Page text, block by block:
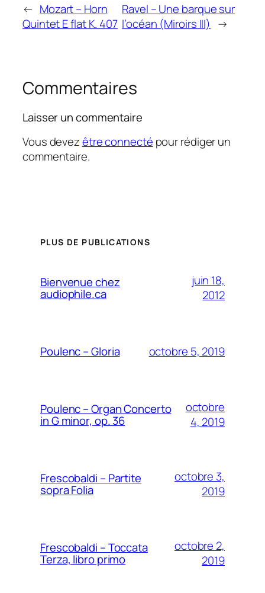
← Mozart – Horn
Quintet E flat K. 407
Ravel – Une barque sur
l’océan (Miroirs III) →
Commentaires
Laisser un commentaire
Vous devezêtre connecté pour rédiger un
commentaire.
PLUS DE PUBLICATIONS
Bienvenue chez
audiophile.ca
juin 18,
2012
Poulenc – Gloria octobre 5, 2019
Poulenc – Organ Concerto
in G minor, op. 36
octobre
4, 2019
Frescobaldi – Partite
sopra Folia
octobre 3,
2019
Frescobaldi – Toccata
Terza, libro primo
octobre 2,
2019